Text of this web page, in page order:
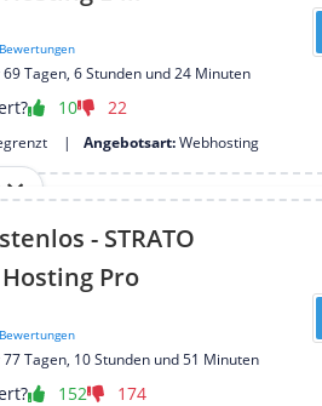
Tagen, 6 Stunden und 24 Minuten
10 22
Angebotsart:Webhosting
- STRATO
Pro
Tagen, 10 Stunden und 51 Minuten
152 174